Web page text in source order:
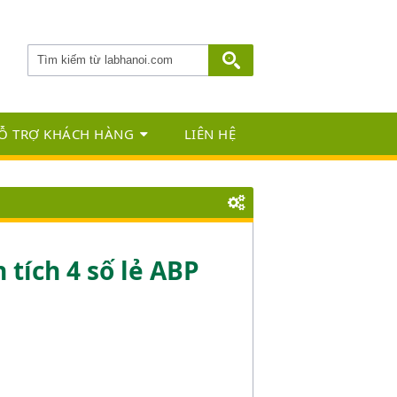
TRỢ KHÁCH HÀNG LIÊN HỆ
tích 4 số lẻ ABP